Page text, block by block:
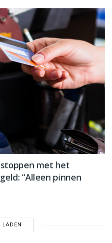
met het
“Alleen pinnen
LADEN